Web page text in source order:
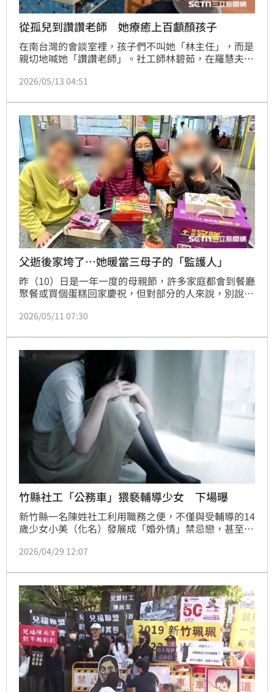
從孤兒到讚讚老師 她療癒上百顱顏孩子
在南台灣的會談室裡，孩子們不叫她「林主任」，而是
親切地喊她「讚讚老師」。社工師林碧茹，在羅慧夫顱
年，面對先天唇腭裂的孩子，大眾往往關注的是臉上的
中，看見了被忽視的、尚未縫合的心理裂痕。林碧茹語
重心長地說，孩子無法選擇父母，所以透過遊戲治療，
他們能從中找回自我，「我深信，有愛的孩子不會變
壞！」
2026/05/13 04:51
父逝後家垮了…她暖當三母子的「監護人」
昨（10）日是一年一度的母親節，許多家庭都會到餐廳
聚餐或買個蛋糕回家慶祝，但對部分的人來說，別說是
在台灣社會角落裡，有不少失能的家庭和無依無靠的弱
護」的執行者，擔任他們沒有血緣的家人，像母親或姊
姊般守護著他們。
2026/05/11 07:30
竹縣社工「公務車」猥褻輔導少女 下場曝
新竹縣一名陳姓社工利用職務之便，不僅與受輔導的14
歲少女小美（化名）發展成「婚外情」禁忌戀，甚至還
察覺異狀後通報警方，全案才因此曝光。新竹地院法官
期徒刑4年2月。
2026/04/29 12:07